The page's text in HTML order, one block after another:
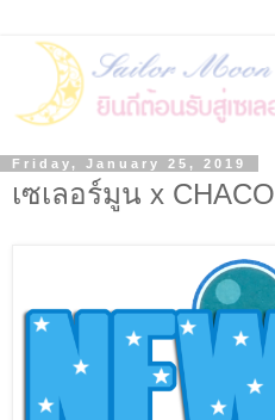
Friday, January 25, 2019
เซเลอร์มูน x CHACO